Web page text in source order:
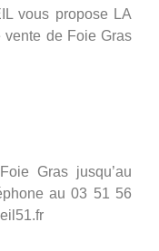
vous propose LA
vente de Foie Gras
Gras jusqu’au
au 03 51 56